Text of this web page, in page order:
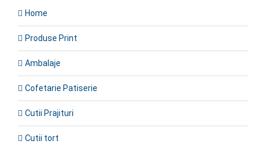
Home
Produse Print
Ambalaje
Cofetarie Patiserie
Cutii Prajituri
Cutii tort